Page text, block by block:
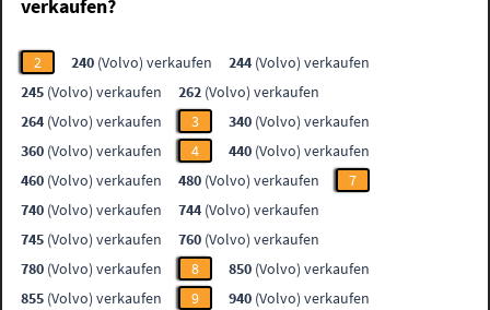
verkaufen?
2 240 (Volvo) verkaufen 244 (Volvo) verkaufen
245 (Volvo) verkaufen 262 (Volvo) verkaufen
264 (Volvo) verkaufen 3 340 (Volvo) verkaufen
360 (Volvo) verkaufen 4 440 (Volvo) verkaufen
460 (Volvo) verkaufen 480 (Volvo) verkaufen
7
740 (Volvo) verkaufen 744 (Volvo) verkaufen
745 (Volvo) verkaufen 760 (Volvo) verkaufen
780 (Volvo) verkaufen 8 850 (Volvo) verkaufen
855 (Volvo) verkaufen 9 940 (Volvo) verkaufen